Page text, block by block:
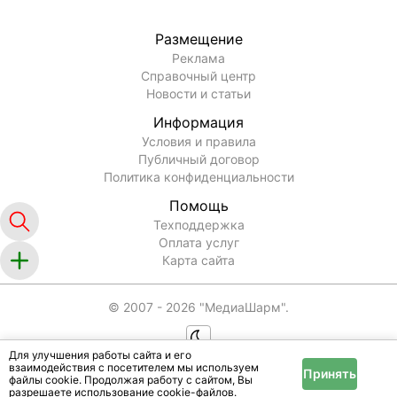
Для улучшения работы сайта и его
взаимодействия с посетителем мы используем
файлы cookie. Продолжая работу с сайтом, Вы
разрешаете использование cookie-файлов.
Принять
Размещение
Реклама
Справочный центр
Новости и статьи
Информация
Условия и правила
Публичный договор
Политика конфиденциальности
Помощь
Техподдержка
Оплата услуг
Карта сайта
© 2007 - 2026 "МедиаШарм".